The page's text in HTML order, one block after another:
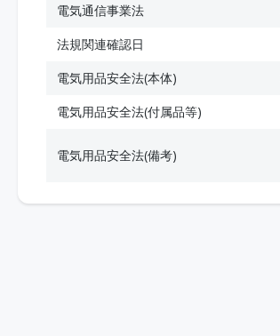
電気通信事業法
法規関連確認日
電気用品安全法(本体)
電気用品安全法(付属品等)
電気用品安全法(備考)